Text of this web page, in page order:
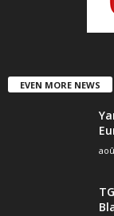
EVEN MORE NEWS